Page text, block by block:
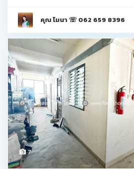
คุณ โมนา ☏ 062 659 8396
7